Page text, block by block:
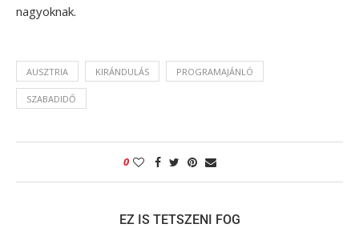
nagyoknak.
AUSZTRIA KIRÁNDULÁS PROGRAMAJÁNLÓ
SZABADIDŐ
0
EZ IS TETSZENI FOG